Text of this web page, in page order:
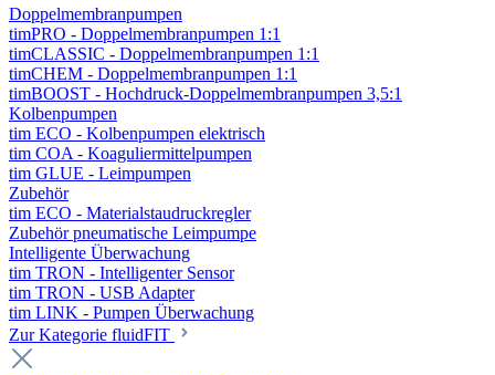
Doppelmembranpumpen
timPRO - Doppelmembranpumpen 1:1
timCLASSIC - Doppelmembranpumpen 1:1
timCHEM - Doppelmembranpumpen 1:1
timBOOST - Hochdruck-Doppelmembranpumpen 3,5:1
Kolbenpumpen
tim ECO - Kolbenpumpen elektrisch
tim COA - Koaguliermittelpumpen
tim GLUE - Leimpumpen
Zubehör
tim ECO - Materialstaudruckregler
Zubehör pneumatische Leimpumpe
Intelligente Überwachung
tim TRON - Intelligenter Sensor
tim TRON - USB Adapter
tim LINK - Pumpen Überwachung
Zur Kategorie fluidFIT